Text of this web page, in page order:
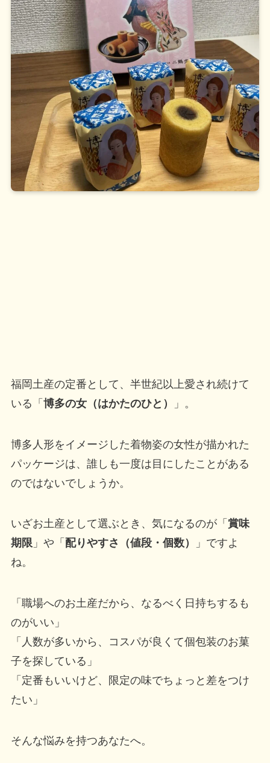
福岡土産の定番として、半世紀以上愛され続けて
いる「 博多の女（はかたのひと） 」。
博多人形をイメージした着物姿の女性が描かれた
パッケージは、誰しも一度は目にしたことがある
のではないでしょうか。
いざお土産として選ぶとき、気になるのが「 賞味
期限」や「 配りやすさ（値段・個数）
」ですよ
ね。
「職場へのお土産だから、なるべく日持ちするも
のがいい」
「人数が多いから、コスパが良くて個包装のお菓
子を探している」
「定番もいいけど、限定の味でちょっと差をつけ
たい」
そんな悩みを持つあなたへ。